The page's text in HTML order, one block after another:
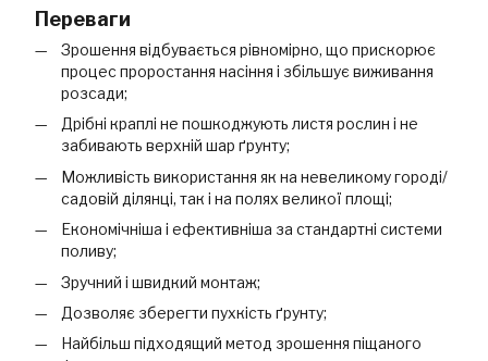
Переваги
Зрошення відбувається рівномірно, що прискорює
процес проростання насіння і збільшує виживання
розсади;
Дрібні краплі не пошкоджують листя рослин і не
забивають верхній шар ґрунту;
Можливість використання як на невеликому городі/
садовій ділянці, так і на полях великої площі;
Економічніша і ефективніша за стандартні системи
поливу;
Зручний і швидкий монтаж;
Дозволяє зберегти пухкість ґрунту;
Найбільш підходящий метод зрошення піщаного